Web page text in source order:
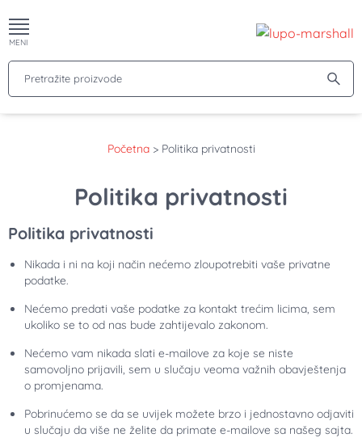
MENI
Pretražite proizvode
Početna > Politika privatnosti
Politika privatnosti
Politika privatnosti
Nikada i ni na koji način nećemo zloupotrebiti vaše privatne
podatke.
Nećemo predati vaše podatke za kontakt trećim licima, sem
ukoliko se to od nas bude zahtijevalo zakonom.
Nećemo vam nikada slati e-mailove za koje se niste
samovoljno prijavili, sem u slučaju veoma važnih obavještenja
o promjenama.
Pobrinućemo se da se uvijek možete brzo i jednostavno odjaviti
u slučaju da više ne želite da primate e-mailove sa našeg sajta.